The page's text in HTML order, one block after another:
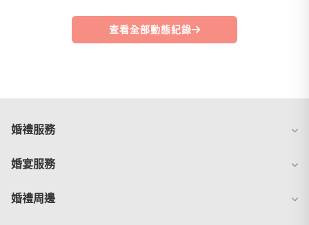
查看全部動態紀錄
婚禮服務
婚宴服務
婚禮周邊